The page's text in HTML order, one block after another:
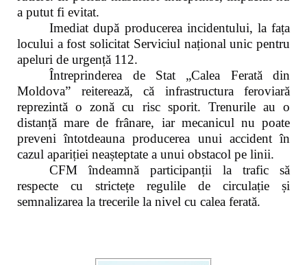
a putut fi evitat.
Imediat după producerea incidentului, la fața
locului a fost solicitat Serviciul național unic pentru
apeluri de urgență 112.
Întreprinderea de Stat „Calea Ferată din
Moldova” reiterează, că infrastructura feroviară
reprezintă o zonă cu risc sporit. Trenurile au o
distanță mare de frânare, iar mecanicul nu poate
preveni întotdeauna producerea unui accident în
cazul apariției neașteptate a unui obstacol pe linii.
CFM îndeamnă participanții la trafic să
respecte cu strictețe regulile de circulație și
semnalizarea la trecerile la nivel cu calea ferată.